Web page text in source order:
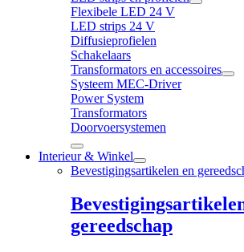
Flexibele LED 24 V
LED strips 24 V
Diffusieprofielen
Schakelaars
Transformators en accessoires
Systeem MEC-Driver
Power System
Transformators
Doorvoersystemen
Interieur & Winkel
Bevestigingsartikelen en
gereedschap